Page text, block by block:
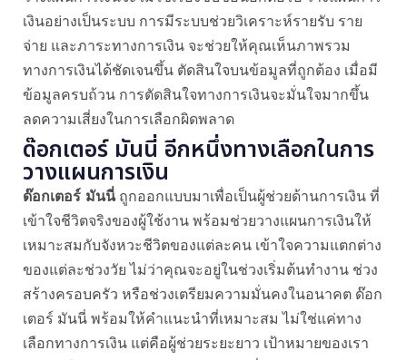
เงินอย่างเป็นระบบ การมีระบบช่วยวิเคราะห์รายรับ ราย
จ่าย และภาระทางการเงิน จะช่วยให้คุณเห็นภาพรวม
ทางการเงินได้ชัดเจนขึ้น ตัดสินใจบนข้อมูลที่ถูกต้อง เมื่อมี
ข้อมูลครบถ้วน การตัดสินใจทางการเงินจะมั่นใจมากขึ้น
ลดความเสี่ยงในการเลือกผิดพลาด
ด๊อกเตอร์ มันนี่ อีกหนึ่งทางเลือกในการ
วางแผนการเงิน
ด๊อกเตอร์ มันนี่ถูกออกแบบมาเพื่อเป็นผู้ช่วยด้านการเงิน ที่
เข้าใจชีวิตจริงของผู้ใช้งาน พร้อมช่วยวางแผนการเงินให้
เหมาะสมกับจังหวะชีวิตของแต่ละคน เข้าใจความแตกต่าง
ของแต่ละช่วงวัย ไม่ว่าคุณจะอยู่ในช่วงเริ่มต้นทำงาน ช่วง
สร้างครอบครัว หรือช่วงเตรียมความมั่นคงในอนาคต ด๊อก
เตอร์ มันนี่ พร้อมให้คำแนะนำที่เหมาะสม ไม่ใช่แค่ทาง
เลือกทางการเงิน แต่คือผู้ช่วยระยะยาว เป้าหมายของเรา